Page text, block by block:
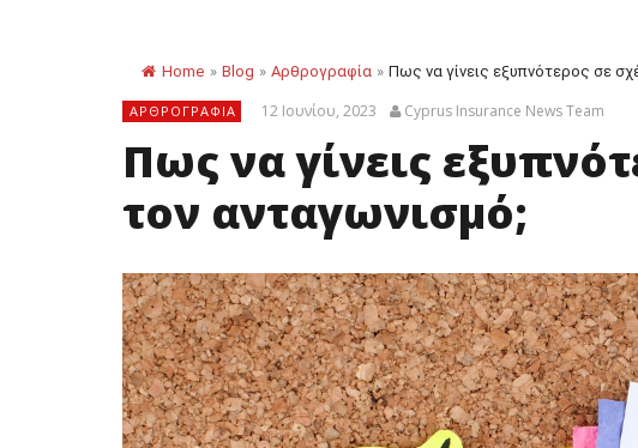
Home » Blog » Αρθρογραφία » Πως να γίνεις εξυπνότερος σε
ΑΡΘΡΟΓΡΑΦΊΑ 12 Ιουνίου, 2023 Cyprus Insurance News Team
Πως να γίνεις
τον ανταγωνισμό;